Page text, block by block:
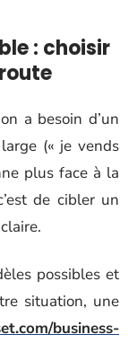
: choisir
a besoin d’un
(« je vends
plus face à la
de cibler un
possibles et
situation, une
business-